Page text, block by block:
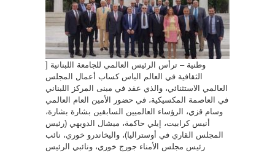
] وطنية – ترأس الرئيس العالمي للجامعة اللبنانية
الثقافية في العالم الياس كساب أعمال المجلس
العالمي الاستثنائي، والذي عقد في مبنى المركز اللبناني
في العاصمة المكسيكية، في حضور الأمين العام العالمي
وسام قزي، الرؤساء العالميين السابقين بشارة بشارة،
أنيس كرابيت، إيلي حاكمة، ميشال الدويهي (رئيس
المجلس القاري في أوستراليا)، واليخاندرو خوري، نائب
رئيس مجلس الأمناء جورج خوري، ونائبي الرئيس